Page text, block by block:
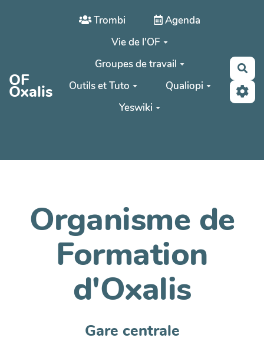
Aller au contenu principal
OF
Oxalis
Trombi
Agenda
Vie de l'OF
Groupes de travail
Outils et Tuto
Qualiopi
Yeswiki
Organisme de
Formation
d'Oxalis
Gare centrale